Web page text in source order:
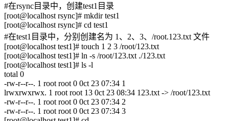
#在rsync目录中，创建test1目录
[root@localhost rsync]# mkdir test1
[root@localhost rsync]# cd test1
#在test1目录中，分别创建名为 1、2、3、/root.123.txt 文件
[root@localhost test1]# touch 1 2 3 /root/123.txt
[root@localhost test1]# ln -s /root/123.txt ./123.txt
[root@localhost test1]# ls -l
total 0
-rw-r--r--. 1 root root 0 0ct 23 07:34 1
lrwxrwxrwx. 1 root root 13 0ct 23 08:34 123.txt -> /root/123.txt
-rw-r--r--. 1 root root 0 0ct 23 07:34 2
-rw-r--r--. 1 root root 0 0ct 23 07:34 3